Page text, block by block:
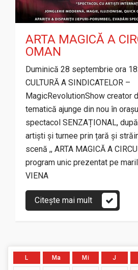
ARTA MAGICĂ A
OMAN
Duminică 28 septembrie ora
CULTURĂ A SINDICATELOR –
MagicRevolutionShow creator
tematică ajunge din nou în
spectacol SENZAȚIONAL,
artiști și turnee prin țară și
scenă ,, ARTA MAGICĂ A
program unic prezentat pe
VIENA
Citește mai mult
L Ma Mi J